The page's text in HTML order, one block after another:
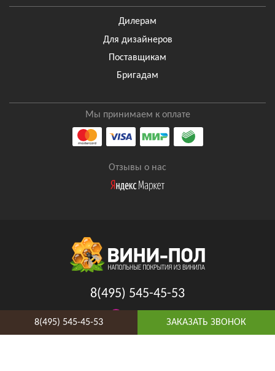
Дилерам
Для дизайнеров
Поставщикам
Бригадам
Мы принимаем к оплате
Отзывы о нас
8(495) 545-45-53
8(495) 545-45-53 ЗАКАЗАТЬ ЗВОНОК